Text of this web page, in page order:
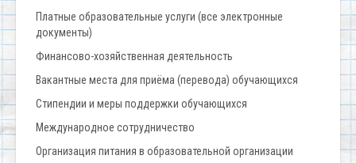
Платные образовательные услуги (все электронные
документы)
Финансово-хозяйственная деятельность
Вакантные места для приёма (перевода) обучающихся
Стипендии и меры поддержки обучающихся
Международное сотрудничество
Организация питания в образовательной организации